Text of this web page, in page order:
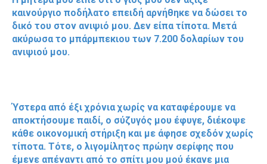
καινούργιο ποδήλατο επειδή αρνήθηκε να δώσει το
δικό του στον ανιψιό μου. Δεν είπα τίποτα. Μετά
ακύρωσα το μπάρμπεκιου των 7.200 δολαρίων του
ανιψιού μου.
Ύστερα από έξι χρόνια χωρίς να καταφέρουμε να
αποκτήσουμε παιδί, ο σύζυγός μου έφυγε, διέκοψε
κάθε οικονομική στήριξη και με άφησε σχεδόν χωρίς
τίποτα. Τότε, ο λιγομίλητος πρώην σερίφης που
έμενε απέναντι από το σπίτι μου μού έκανε μια